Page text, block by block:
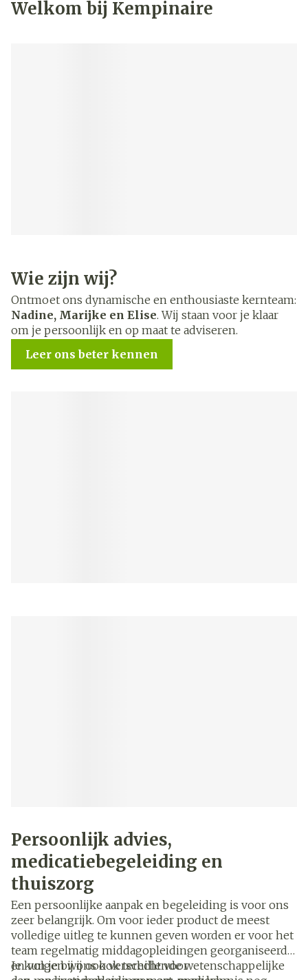
Welkom bij Kempinaire
Wie zijn wij?
Ontmoet ons dynamische en enthousiaste kernteam:
Nadine, Marijke en Elise. Wij staan voor je klaar
om je persoonlijk en op maat te adviseren.
Leer ons beter kennen
Persoonlijk advies,
medicatiebegeleiding en
thuiszorg
Een persoonlijke aanpak en begeleiding is voor ons
zeer belangrijk. Om voor ieder product de meest
volledige uitleg te kunnen geven worden er voor het
team regelmatig middagopleidingen georganiseerd
en volgen wij ook verschillende wetenschappelijke
Je kun je bij ons ook terecht voor